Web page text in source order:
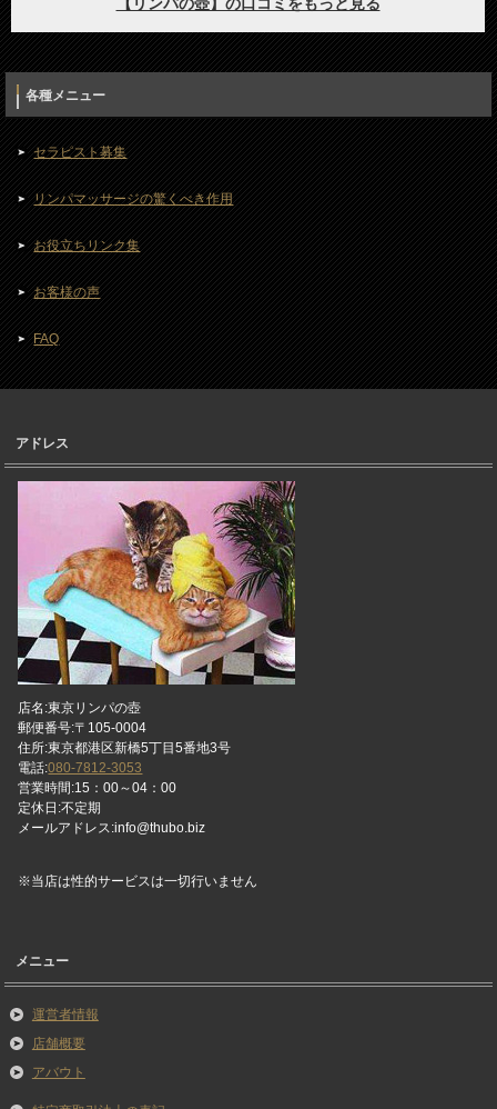
各種メニュー
セラピスト募集
リンパマッサージの驚くべき作用
お役立ちリンク集
お客様の声
FAQ
アドレス
店名:東京リンパの壺
郵便番号:〒105-0004
住所:東京都港区新橋5丁目5番地3号
電話:080-7812-3053
営業時間:15：00～04：00
定休日:不定期
メールアドレス:info@thubo.biz
※当店は性的サービスは一切行いません
メニュー
運営者情報
店舗概要
アバウト